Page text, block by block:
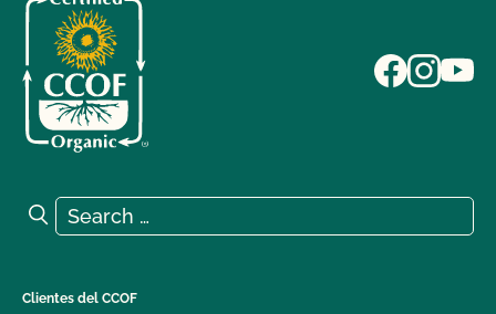
Search for:
Search
Clientes del CCOF